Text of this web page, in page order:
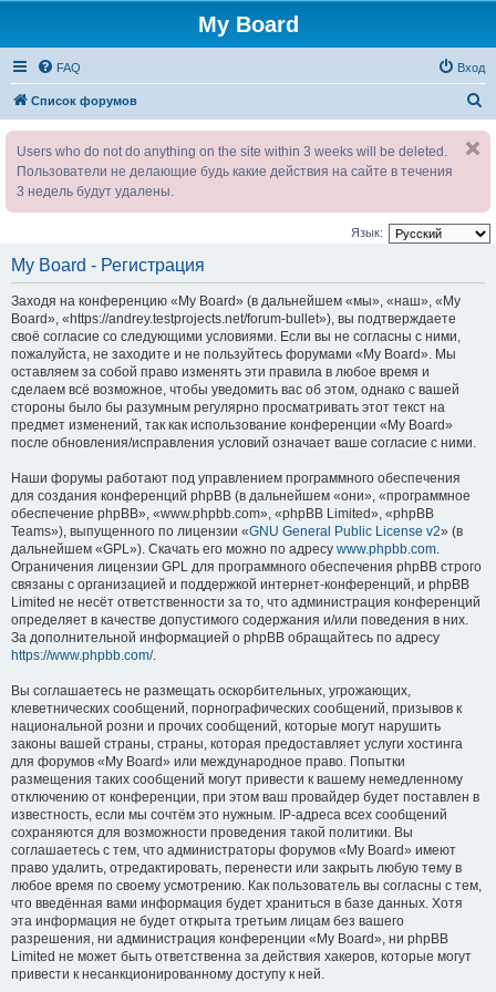
My Board
FAQ Вход
Список форумов
Users who do not do anything on the site within 3 weeks will be deleted.
Пользователи не делающие будь какие действия на сайте в течения
3 недель будут удалены.
Язык:
My Board - Регистрация
Заходя на конференцию «My Board» (в дальнейшем «мы», «наш», «My
Board», «https://andrey.testprojects.net/forum-bullet»), вы подтверждаете
своё согласие со следующими условиями. Если вы не согласны с ними,
пожалуйста, не заходите и не пользуйтесь форумами «My Board». Мы
оставляем за собой право изменять эти правила в любое время и
сделаем всё возможное, чтобы уведомить вас об этом, однако с вашей
стороны было бы разумным регулярно просматривать этот текст на
предмет изменений, так как использование конференции «My Board»
после обновления/исправления условий означает ваше согласие с ними.
Наши форумы работают под управлением программного обеспечения
для создания конференций phpBB (в дальнейшем «они», «программное
обеспечение phpBB», «www.phpbb.com», «phpBB Limited», «phpBB
Teams»), выпущенного по лицензии «GNU General Public License v2» (в
дальнейшем «GPL»). Скачать его можно по адресу www.phpbb.com.
Ограничения лицензии GPL для программного обеспечения phpBB строго
связаны с организацией и поддержкой интернет-конференций, и phpBB
Limited не несёт ответственности за то, что администрация конференций
определяет в качестве допустимого содержания и/или поведения в них.
За дополнительной информацией о phpBB обращайтесь по адресу
https://www.phpbb.com/.
Вы соглашаетесь не размещать оскорбительных, угрожающих,
клеветнических сообщений, порнографических сообщений, призывов к
национальной розни и прочих сообщений, которые могут нарушить
законы вашей страны, страны, которая предоставляет услуги хостинга
для форумов «My Board» или международное право. Попытки
размещения таких сообщений могут привести к вашему немедленному
отключению от конференции, при этом ваш провайдер будет поставлен в
известность, если мы сочтём это нужным. IP-адреса всех сообщений
сохраняются для возможности проведения такой политики. Вы
соглашаетесь с тем, что администраторы форумов «My Board» имеют
право удалить, отредактировать, перенести или закрыть любую тему в
любое время по своему усмотрению. Как пользователь вы согласны с тем,
что введённая вами информация будет храниться в базе данных. Хотя
эта информация не будет открыта третьим лицам без вашего
разрешения, ни администрация конференции «My Board», ни phpBB
Limited не может быть ответственна за действия хакеров, которые могут
привести к несанкционированному доступу к ней.